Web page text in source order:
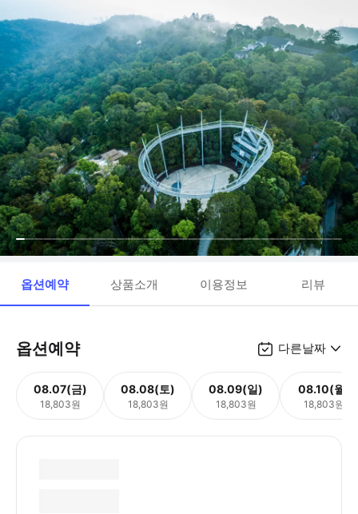
옵션예약 상품소개 이용정보 리뷰
옵션예약 다른날짜
08.07(금)
18,803원
08.08(토)
18,803원
08.09(일)
18,803원
08.10(월)
18,803원